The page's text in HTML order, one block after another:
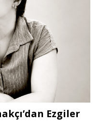
Ezgiler